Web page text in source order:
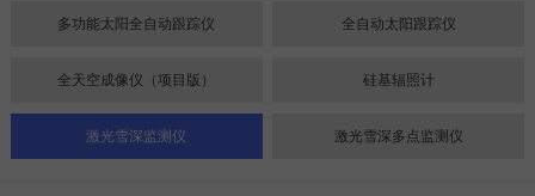
多功能太阳全自动跟踪仪 全自动太阳跟踪仪
全天空成像仪（项目版） 硅基辐照计
激光雪深监测仪 激光雪深多点监测仪